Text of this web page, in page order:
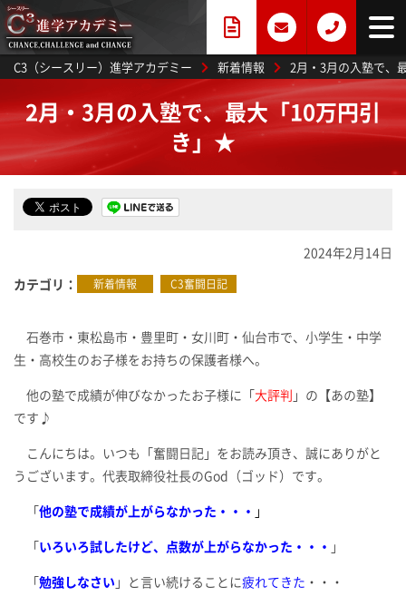
C3（シースリー）進学アカデミー 新着情報 2月・3月の入塾で、
2月・3月の入塾で、最大「10万円引
き」★
2024年2月14日
カテゴリ
新着情報 C3奮闘日記
石巻市・東松島市・豊里町・女川町・仙台市で、小学生・中学
生・高校生のお子様をお持ちの保護者様へ。
他の塾で成績が伸びなかったお子様に「大評判 」の【あの塾】
です♪
こんにちは。いつも「奮闘日記」をお読み頂き、誠にありがと
うございます。代表取締役社長のGod（ゴッド）です。
「他の塾で成績が上がらなかった・・・ 」
「いろいろ試したけど、点数が上がらなかった・・・ 」
「勉強しなさい 」と言い続けることに疲れてきた ・・・